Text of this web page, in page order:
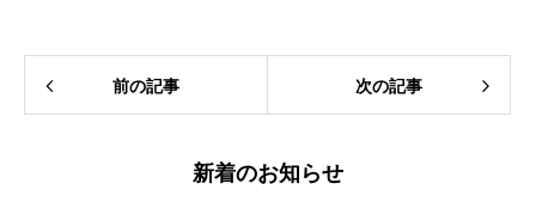
前の記事 次の記事
新着のお知らせ